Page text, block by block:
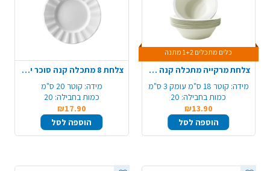
כלים מתכלים 1+2 מתנה
צלחת מרקייה מתכלה קנה סוכר מודפס 20 יח' - כסף
מידה: קוטר 18 ס"מ עומק 3 ס"מ
כמות בחבילה: 20
₪13.90
הוספה לסל
צלחת 8 מתכלה קנה סוכר יער 20 יח' - טבעי
מידה: קוטר 20 ס"מ
כמות בחבילה: 20
₪17.90
הוספה לסל